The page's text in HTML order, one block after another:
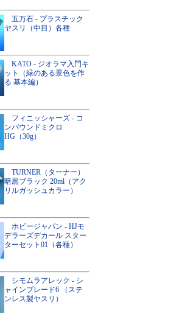
五万石 - プラスチック
ヤスリ（中目）各種
KATO - ジオラマ入門キ
ット（緑のある景色を作
る 基本編）
フィニッシャーズ - コ
ンパウンドミクロ
HG（30g）
TURNER（ターナー）
暗黒ブラック 20ml（アク
リルガッシュカラー）
ホビージャパン - HJモ
デラーズデカール スター
ターセット01（各種）
シモムラアレック - シ
ャインブレード6 （ステ
ンレス製ヤスリ）